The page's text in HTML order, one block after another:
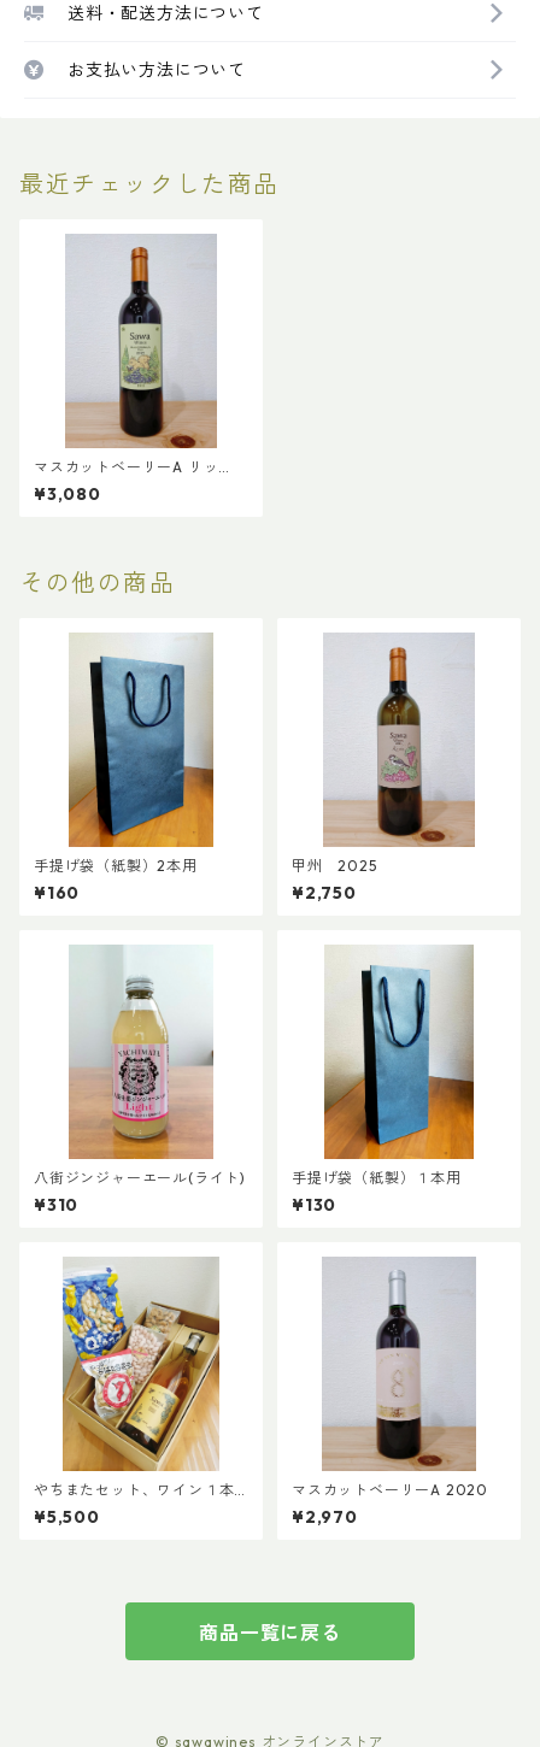
送料・配送方法について
お支払い方法について
最近チェックした商品
マスカットベーリーA リッ
チ 2025
¥3,080
その他の商品
手提げ袋（紙製）2本用
¥160
甲州 2025
¥2,750
八街ジンジャーエール(ライト)
¥310
手提げ袋（紙製）１本用
¥130
やちまたセット、ワイン１本
「ブラン」コース
¥5,500
マスカットベーリーA 2020
¥2,970
商品一覧に戻る
© sawawines オンラインストア